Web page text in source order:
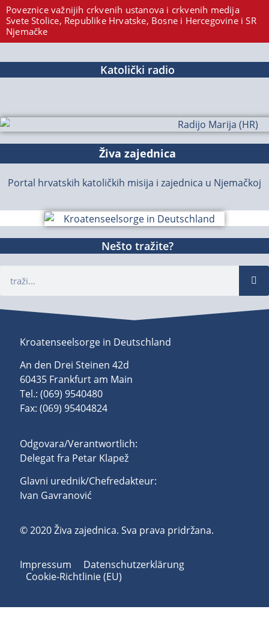
Poveznice važnijih crkvenih ustanova i crkvenih medija
Svete Stolice, Republike Hrvatske, Bosne i Hercegovine i SR
Njemačke
Katolički radio
Živa zajednica
Portal hrvatskih katoličkih misija i zajednica u Njemačkoj
Nešto tražite?
Kroatenseelsorge in Deutschland
An den Drei Steinen 42d
60435 Frankfurt am Main
Tel.: (069) 9540480
Fax: (069) 95404824
Odgovara/Verantwortlich:
Delegat fra Petar Klapež
Glavni urednik/Chefredakteur:
Ivan Gavranović
© 2020 Živa zajednica. Sva prava pridržana.
Impressum
Datenschutzerklärung
Cookie-Richtlinie (EU)